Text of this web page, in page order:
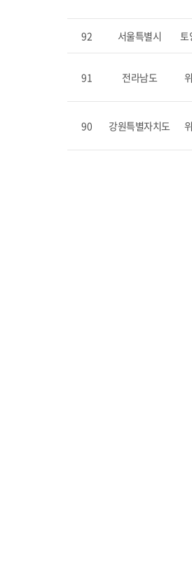
92 서울특별시 토
91 전라남도
90 강원특별자치도